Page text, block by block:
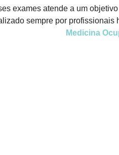
exames atende a um
sempre por
Medicina